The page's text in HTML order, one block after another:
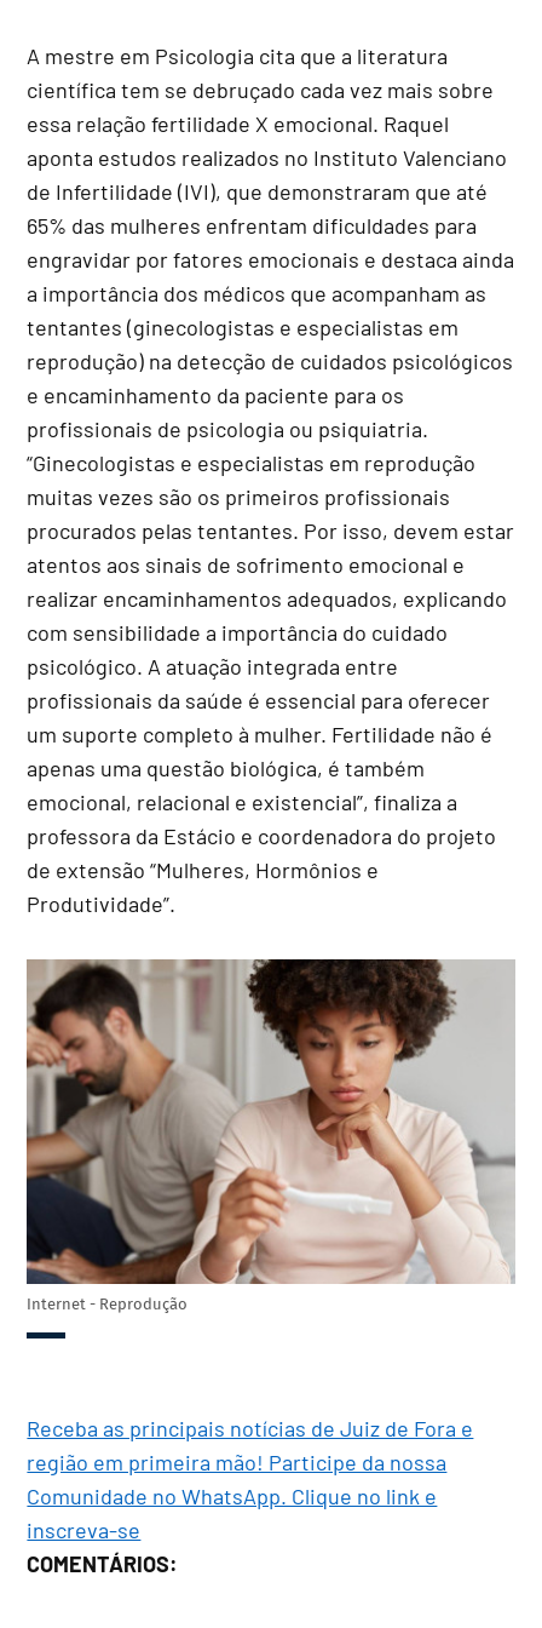
A mestre em Psicologia cita que a literatura
científica tem se debruçado cada vez mais sobre
essa relação fertilidade X emocional. Raquel
aponta estudos realizados no Instituto Valenciano
de Infertilidade (IVI), que demonstraram que até
65% das mulheres enfrentam dificuldades para
engravidar por fatores emocionais e destaca ainda
a importância dos médicos que acompanham as
tentantes (ginecologistas e especialistas em
reprodução) na detecção de cuidados psicológicos
e encaminhamento da paciente para os
profissionais de psicologia ou psiquiatria.
“Ginecologistas e especialistas em reprodução
muitas vezes são os primeiros profissionais
procurados pelas tentantes. Por isso, devem estar
atentos aos sinais de sofrimento emocional e
realizar encaminhamentos adequados, explicando
com sensibilidade a importância do cuidado
psicológico. A atuação integrada entre
profissionais da saúde é essencial para oferecer
um suporte completo à mulher. Fertilidade não é
apenas uma questão biológica, é também
emocional, relacional e existencial”, finaliza a
professora da Estácio e coordenadora do projeto
de extensão “Mulheres, Hormônios e
Produtividade”.
Internet - Reprodução
Receba as principais notícias de Juiz de Fora e
região em primeira mão! Participe da nossa
Comunidade no WhatsApp. Clique no link e
inscreva-se
COMENTÁRIOS: